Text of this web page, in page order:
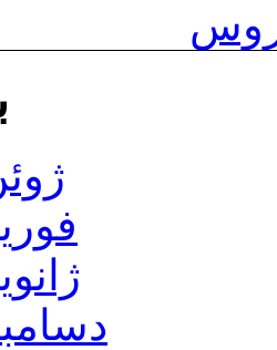
ژوئن
فوریه
ژانویه
دسامبر